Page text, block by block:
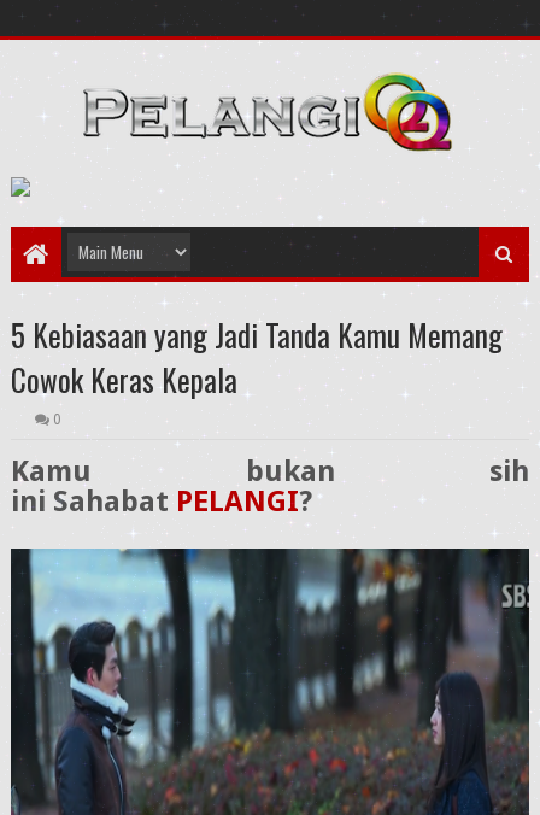
5 Kebiasaan yang Jadi Tanda Kamu Memang
Cowok Keras Kepala
0
Kamu bukan sih
ini Sahabat PELANGI?